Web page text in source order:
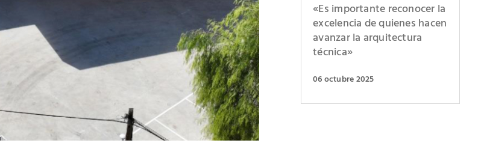
«Es importante reconocer la
excelencia de quienes hacen
avanzar la arquitectura
técnica»
06 octubre 2025